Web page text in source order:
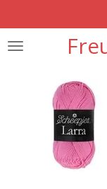
direct
naar
hoofdinhoud